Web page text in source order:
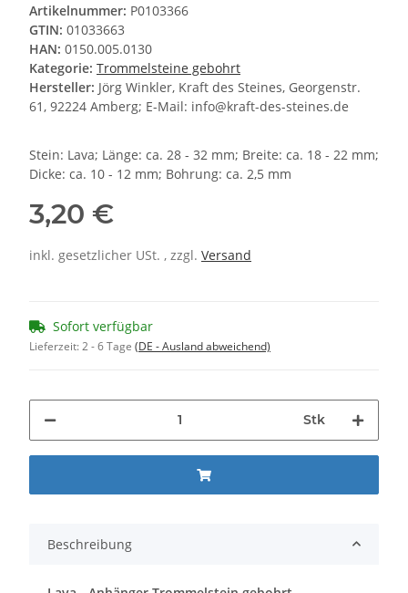
Artikelnummer: P0103366
GTIN: 01033663
HAN: 0150.005.0130
Kategorie: Trommelsteine gebohrt
Hersteller: Jörg Winkler, Kraft des Steines, Georgenstr.
61, 92224 Amberg; E-Mail: info@kraft-des-steines.de
Stein: Lava; Länge: ca. 28 - 32 mm; Breite: ca. 18 - 22 mm;
Dicke: ca. 10 - 12 mm; Bohrung: ca. 2,5 mm
3,20 €
inkl. gesetzlicher USt. , zzgl. Versand
Sofort verfügbar
Lieferzeit:2 - 6 Tage (DE - Ausland abweichend)
Stk
Beschreibung